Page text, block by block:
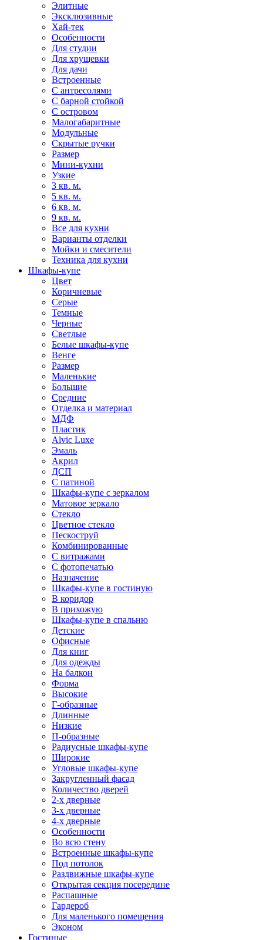
Элитные
Эксклюзивные
Хай-тек
Особенности
Для студии
Для хрущевки
Для дачи
Встроенные
С антресолями
С барной стойкой
С островом
Малогабаритные
Модульные
Скрытые ручки
Размер
Мини-кухни
Узкие
3 кв. м.
5 кв. м.
6 кв. м.
9 кв. м.
Все для кухни
Варианты отделки
Мойки и смесители
Техника для кухни
Шкафы-купе
Цвет
Коричневые
Серые
Темные
Черные
Светлые
Белые шкафы-купе
Венге
Размер
Маленькие
Большие
Средние
Отделка и материал
МДФ
Пластик
Alvic Luxe
Эмаль
Акрил
ДСП
С патиной
Шкафы-купе с зеркалом
Матовое зеркало
Стекло
Цветное стекло
Пескоструй
Комбинированные
С витражами
С фотопечатью
Назначение
Шкафы-купе в гостиную
В коридор
В прихожую
Шкафы-купе в спальню
Детские
Офисные
Для книг
Для одежды
На балкон
Форма
Высокие
Г-образные
Длинные
Низкие
П-образные
Радиусные шкафы-купе
Широкие
Угловые шкафы-купе
Закругленный фасад
Количество дверей
2-х дверные
3-х дверные
4-х дверные
Особенности
Во всю стену
Встроенные шкафы-купе
Под потолок
Раздвижные шкафы-купе
Открытая секция посередине
Распашные
Гардероб
Для маленького помещения
Эконом
Гостиные